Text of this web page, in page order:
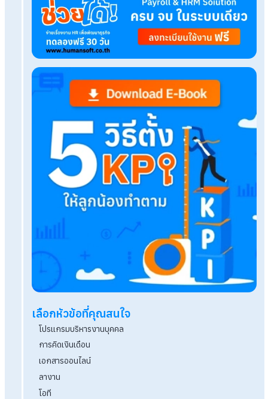
เรื่องที่คุณอาจสนใจ
คร.11 คืออะไร ต้องยื่นเมื่อไหร่ เรื่องสำคัญที่นายจ้
Q&A สามีไม่ได้จดทะเบียนสมรส = ไม่ได้สิทธิลาคลอด
ไหม?
นายจ้างยื่นประกันสังคมไม่เป็น ให้รับจ้างทำเงินเดือน